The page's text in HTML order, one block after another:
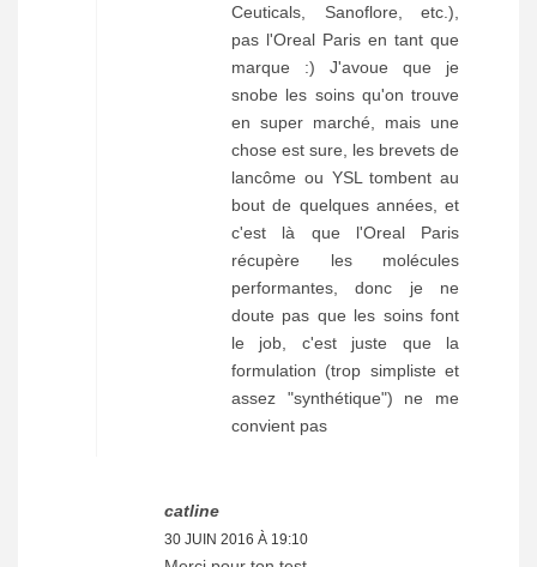
Ceuticals, Sanoflore, etc.),
pas l'Oreal Paris en tant que
marque :) J'avoue que je
snobe les soins qu'on trouve
en super marché, mais une
chose est sure, les brevets de
lancôme ou YSL tombent au
bout de quelques années, et
c'est là que l'Oreal Paris
récupère les molécules
performantes, donc je ne
doute pas que les soins font
le job, c'est juste que la
formulation (trop simpliste et
assez "synthétique") ne me
convient pas
catline
30 JUIN 2016 À 19:10